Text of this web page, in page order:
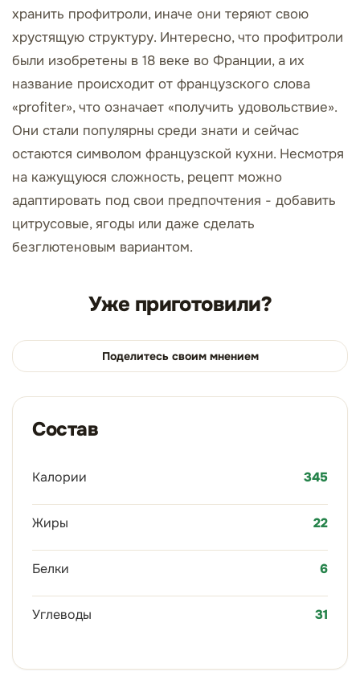
хранить профитроли, иначе они теряют свою
хрустящую структуру. Интересно, что профитроли
были изобретены в 18 веке во Франции, а их
название происходит от французского слова
«profiter», что означает «получить удовольствие».
Они стали популярны среди знати и сейчас
остаются символом французской кухни. Несмотря
на кажущуюся сложность, рецепт можно
адаптировать под свои предпочтения - добавить
цитрусовые, ягоды или даже сделать
безглютеновым вариантом.
Уже приготовили?
Поделитесь своим мнением
Состав
Калории 345
Жиры 22
Белки 6
Углеводы 31